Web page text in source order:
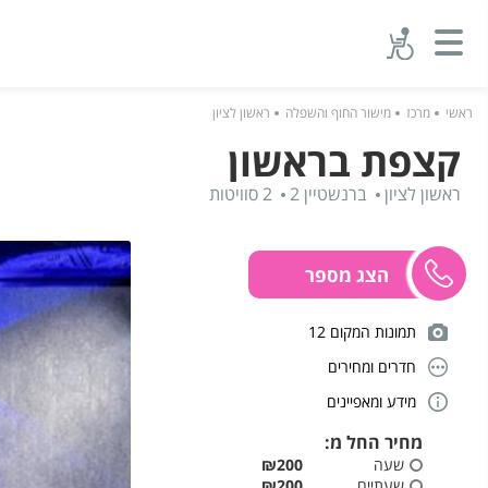
ראשי מרכז מישור החוף והשפלה ראשון לציון
קצפת בראשון
ראשון לציון ברנשטיין 2 2 סוויטות
תמונות המקום 12
חדרים ומחירים
מידע ומאפיינים
מחיר החל מ:
שעה
₪200